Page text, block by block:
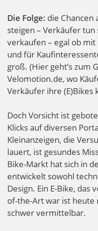
Die Folge: die
steigen – Verkäufer
verkaufen – egal ob
und für
groß. (Hier geht’s zum
Velomotion.de, wo
Verkäufer ihre
Doch Vorsicht ist
Klicks auf diversen
Kleinanzeigen, die
lauert, ist gesundes
Bike-Markt hat sich in
entwickelt sowohl
Design. Ein E-Bike, das
of-the-Art war ist heute
schwer vermittelbar.